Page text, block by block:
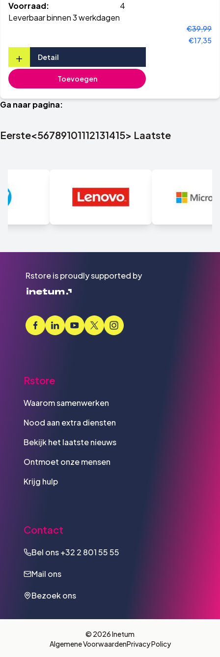
Voorraad:
4
Leverbaar binnen 3 werkdagen
€39,99
€17,35
+ Detail
Toevoegen
Ga naar pagina:
Eerste<56789101112131415> Laatste
Rstore is proudly supported by
Rstore
Waarom samenwerken
Nood aan extra diensten
Bekijk het laatste nieuws
Ontmoet onze mensen
Krijg hulp
Contact
Bel ons+32 2 801 55 55
Mail ons
Bezoek ons
© 2026 Inetum
Algemene VoorwaardenPrivacy Policy